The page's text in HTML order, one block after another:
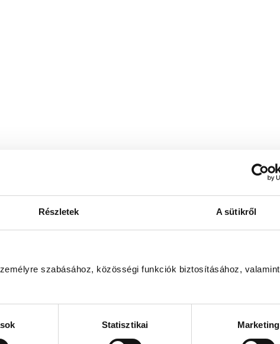
Részletek A sütikről
szabásához, közösségi funkciók biztosításához, valamint
Statisztikai Marketing